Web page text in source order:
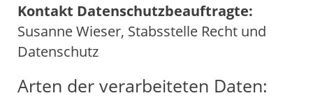
Kontakt Datenschutzbeauftragte:
Susanne Wieser, Stabsstelle Recht und
Datenschutz
Arten der verarbeiteten Daten: